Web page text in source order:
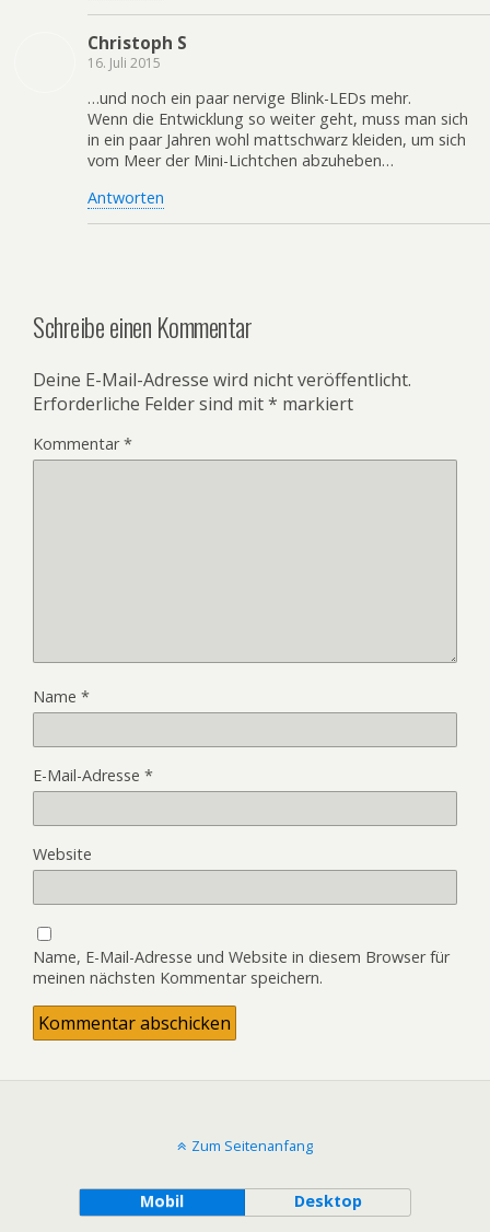
Christoph S
16. Juli 2015
…und noch ein paar nervige Blink-LEDs mehr.
Wenn die Entwicklung so weiter geht, muss man sich
in ein paar Jahren wohl mattschwarz kleiden, um sich
vom Meer der Mini-Lichtchen abzuheben…
Antworten
Schreibe einen Kommentar
Deine E-Mail-Adresse wird nicht veröffentlicht.
Erforderliche Felder sind mit* markiert
Kommentar*
Name *
E-Mail-Adresse *
Website
Name, E-Mail-Adresse und Website in diesem Browser für
meinen nächsten Kommentar speichern.
Zum Seitenanfang
Mobil Desktop